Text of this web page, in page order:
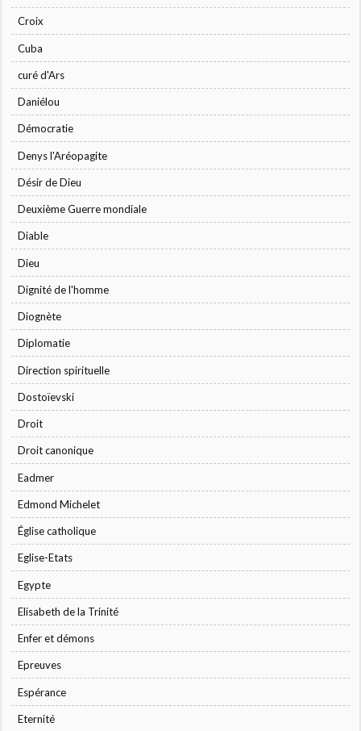
Croix
Cuba
curé d'Ars
Daniélou
Démocratie
Denys l'Aréopagite
Désir de Dieu
Deuxième Guerre mondiale
Diable
Dieu
Dignité de l'homme
Diognète
Diplomatie
Direction spirituelle
Dostoïevski
Droit
Droit canonique
Eadmer
Edmond Michelet
Église catholique
Eglise-Etats
Egypte
Elisabeth de la Trinité
Enfer et démons
Epreuves
Espérance
Eternité